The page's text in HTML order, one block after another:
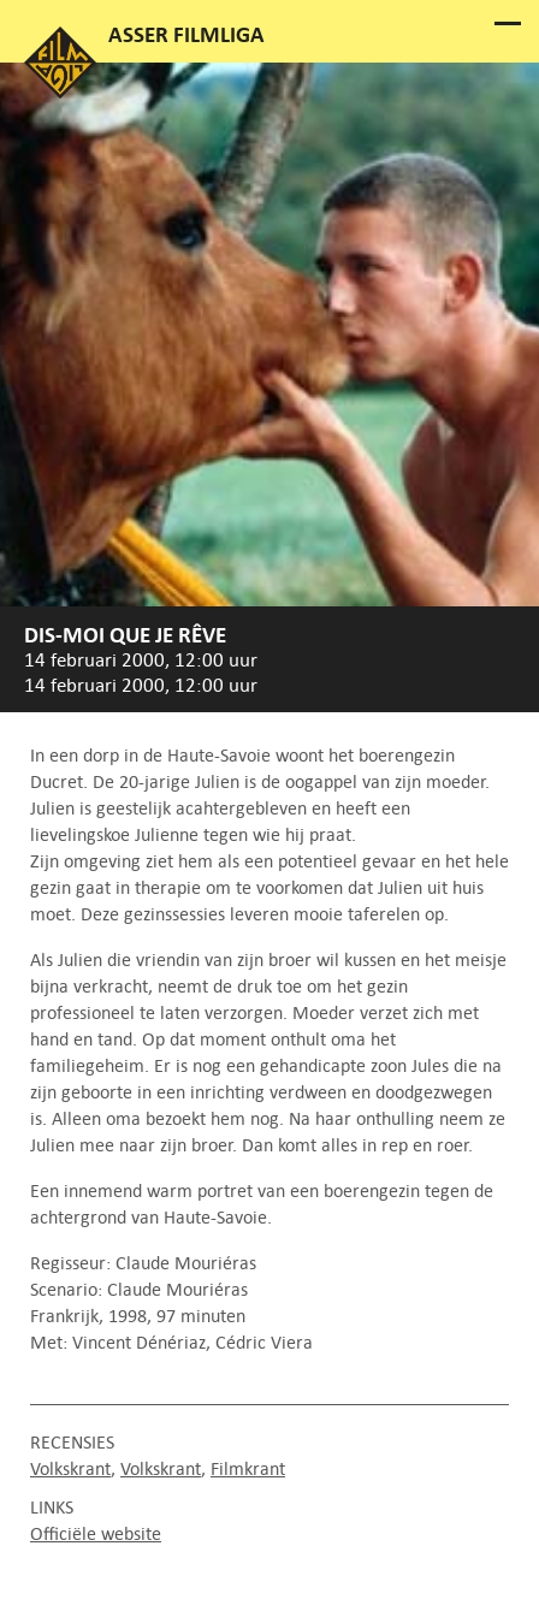
DIS-MOI QUE JE RÊVE
14 februari 2000, 12:00 uur
14 februari 2000, 12:00 uur
In een dorp in de Haute-Savoie woont het boerengezin
Ducret. De 20-jarige Julien is de oogappel van zijn moeder.
Julien is geestelijk acahtergebleven en heeft een
lievelingskoe Julienne tegen wie hij praat.
Zijn omgeving ziet hem als een potentieel gevaar en het hele
gezin gaat in therapie om te voorkomen dat Julien uit huis
moet. Deze gezinssessies leveren mooie taferelen op.
Als Julien die vriendin van zijn broer wil kussen en het meisje
bijna verkracht, neemt de druk toe om het gezin
professioneel te laten verzorgen. Moeder verzet zich met
hand en tand. Op dat moment onthult oma het
familiegeheim. Er is nog een gehandicapte zoon Jules die na
zijn geboorte in een inrichting verdween en doodgezwegen
is. Alleen oma bezoekt hem nog. Na haar onthulling neem ze
Julien mee naar zijn broer. Dan komt alles in rep en roer.
Een innemend warm portret van een boerengezin tegen de
achtergrond van Haute-Savoie.
Regisseur: Claude Mouriéras
Scenario: Claude Mouriéras
Frankrijk, 1998, 97 minuten
Met: Vincent Dénériaz, Cédric Viera
RECENSIES
Volkskrant Volkskrant Filmkrant
LINKS
Officiële website